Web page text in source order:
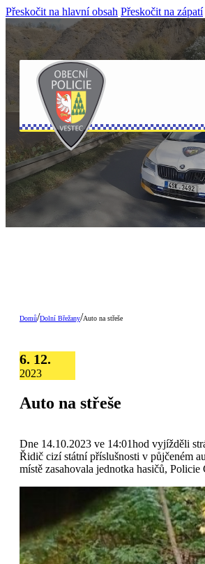
Přeskočit na hlavní obsah Přeskočit na zápatí
Domů/Dolní Břežany/Auto na střeše
6. 12.
2023
Auto na střeše
Dne 14.10.2023 ve 14:01hod vyjížděli
Řidič cizí státní příslušnosti v půjčeném
místě zasahovala jednotka hasičů,